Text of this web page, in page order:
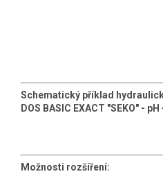
Schematický příklad
DOS BASIC EXACT "SEKO" - pH
Možnosti rozšíření: